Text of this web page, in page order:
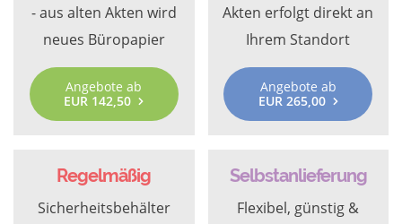
- aus alten Akten wird
neues Büropapier
Angebote ab
EUR 142,50
Akten erfolgt direkt an
Ihrem Standort
Angebote ab
EUR 265,00
Regelmäßig
Sicherheitsbehälter
Selbstanlieferung
Flexibel, günstig &